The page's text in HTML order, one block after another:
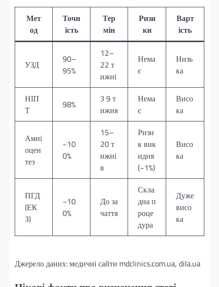
Мет
од
Точн
ість
Тер
мін
Ризи
ки
Варт
ість
УЗД
90–
95%
12–
22 т
ижні
Нема
є
Низь
ка
НІП
Т
98%
З 9 т
ижня
Нема
є
Висо
ка
Амні
оцен
тез
~10
0%
15–
20 т
ижні
в
Ризи
к вик
идня
(~1%)
Висо
ка
ПГД
(ЕК
З)
~10
0%
До за
чаття
Скла
дна п
роце
дура
Дуже
висо
ка
Джерело даних: медичні сайти mdclinics.com.ua, dila.ua